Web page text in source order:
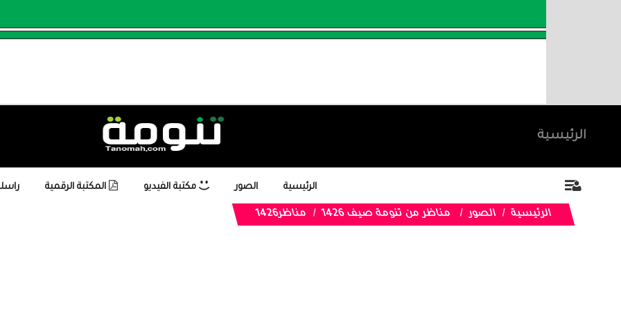
الرئيسية
الرئيسية الصور مكتبة الفيديو المكتبة الرقمية
الرئيسية الصور مناظر من تنومة صيف 1426 مناظر1426